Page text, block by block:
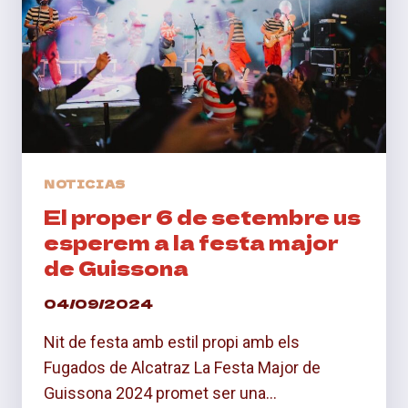
NOTICIAS
El proper 6 de setembre us
esperem a la festa major
de Guissona
04/09/2024
Nit de festa amb estil propi amb els
Fugados de Alcatraz La Festa Major de
Guissona 2024 promet ser una…